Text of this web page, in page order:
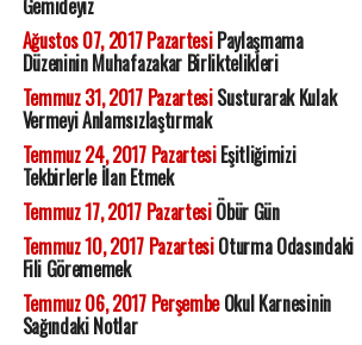
Gemideyiz
Ağustos 07, 2017 PazartesiPaylaşmama
Düzeninin Muhafazakar Birliktelikleri
Temmuz 31, 2017 PazartesiSusturarak Kulak
Vermeyi Anlamsızlaştırmak
Temmuz 24, 2017 PazartesiEşitliğimizi
Tekbirlerle İlan Etmek
Temmuz 17, 2017 PazartesiÖbür Gün
Temmuz 10, 2017 PazartesiOturma Odasındaki
Fili Görememek
Temmuz 06, 2017 PerşembeOkul Karnesinin
Sağındaki Notlar